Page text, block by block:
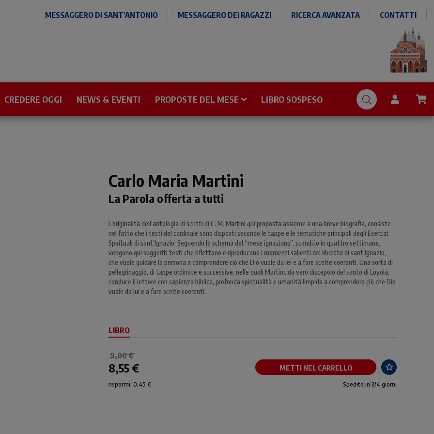
MESSAGGERO DI SANT'ANTONIO MESSAGGERO DEI RAGAZZI RICERCA AVANZATA CONTATTI
CREDERE OGGI NEWS & EVENTI PROPOSTE DEL MESE LIBRO SOSPESO
Carlo Maria Martini
La Parola offerta a tutti
L’originalità dell’antologia di scritti di C. M. Martini qui proposta assieme a una breve biografia, consiste
nel fatto che i testi del cardinale sono disposti secondo le tappe e le tematiche principali degli Esercizi
Spirituali di sant’Ignazio. Seguendo lo schema del “mese ignaziano”, scandito in quattro settimane,
vengono qui suggeriti testi che riflettono e riproducono i momenti salienti del libretto di sant’Ignazio,
che vuole guidare la persona a comprendere ciò che Dio vuole da lei e a fare scelte coerenti. Una sorta di
pellegrinaggio, di tappe ordinate e successive, nelle quali Martini, da vero discepolo del santo di Loyola,
conduce il lettore con sapienza biblica, profonda spiritualità e umanità limpida a comprendere ciò che Dio
vuole da lui e a fare scelte coerenti.
LIBRO
9,00 €
8,55 € METTI NEL CARRELLO
risparmi: 0,45 € Spedito in 3/4 giorni